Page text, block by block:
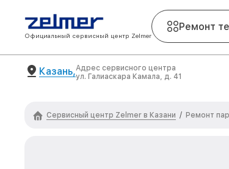
Официальный сервисный центр Zelmer
Ремонт
Казань,Адрес сервисного центра
ул. Галиаскара Камала, д. 41
Сервисный центр Zelmer в Казани / Ремонт